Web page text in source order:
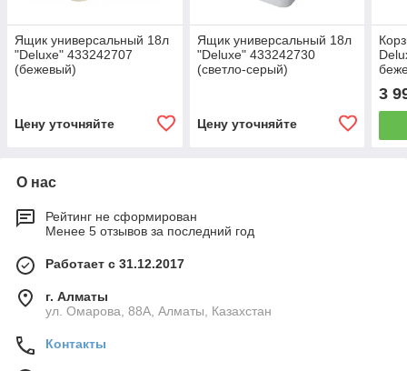
Ящик универсальный 18л
"Deluxe" 433242707
(бежевый)
Цену уточняйте
Ящик универсальный 18л
"Deluxe" 433242730
(светло-серый)
Цену уточняйте
3
О нас
Рейтинг не сформирован
Менее 5 отзывов за последний год
Работает с 31.12.2017
г. Алматы
ул. Омарова, 88А, Алматы, Казахстан
Контакты